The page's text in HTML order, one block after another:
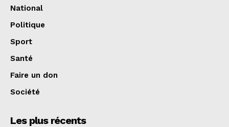
National
Politique
Sport
Santé
Faire un don
Société
Les plus récents